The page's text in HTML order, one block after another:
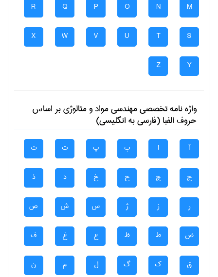
M
N
O
P
Q
R
S
T
U
V
W
X
Y
Z
واژه نامه تخصصیمهندسی مواد و متالوژیبر اساس
حروف الفبا (فارسی به انگلیسی)
آ ا ب پ ت ث
ج چ ح خ د ذ
ر ز ژ س ش ص
ض ط ظ ع غ ف
ق ک گ ل م ن